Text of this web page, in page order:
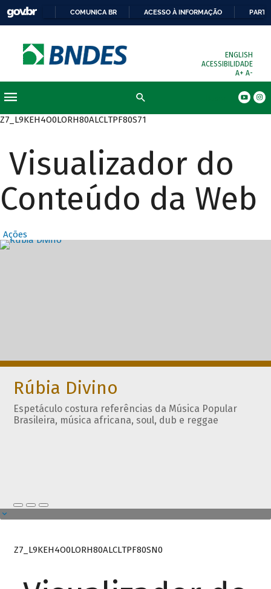
COMUNICA BR ACESSO À INFORMAÇÃO
ENGLISH
ACESSIBILIDADE
A+ A-
Z7_L9KEH4O0LORH80ALCLTPF80S71
Visualizador do
Conteúdo da Web
Ações
Destaques
Rúbia Divino
Espetáculo costura referências da Música Popular
Brasileira, música africana, soul, dub e reggae
Z7_L9KEH4O0LORH80ALCLTPF80SN0